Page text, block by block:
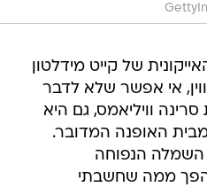
של קייט מידלטון
אי אפשר שלא לדבר
וויליאמס, גם היא
האופנה המדובר.
השמלה הנפוחה
ממה שחשבתי